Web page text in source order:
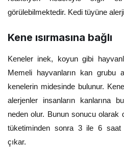
görülebilmektedir. Kedi tüyüne
Kene ısırmasına bağlı
Keneler inek, koyun gibi
Memeli hayvanların kan grubu
kenelerin midesinde bulunur.
alerjenler insanların kanlarına
neden olur. Bunun sonucu olarak
tüketiminden sonra 3 ile 6 saat
çıkar.